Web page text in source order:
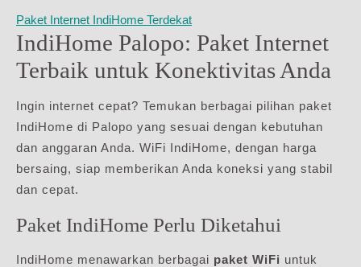
Paket Internet IndiHome Terdekat
IndiHome Palopo: Paket Internet
Terbaik untuk Konektivitas Anda
Ingin internet cepat? Temukan berbagai pilihan paket
IndiHome di Palopo yang sesuai dengan kebutuhan
dan anggaran Anda. WiFi IndiHome, dengan harga
bersaing, siap memberikan Anda koneksi yang stabil
dan cepat.
Paket IndiHome Perlu Diketahui
IndiHome menawarkan berbagai paket WiFi untuk